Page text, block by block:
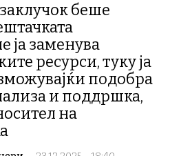
беше
ја заменува
ресурси, туку ја
подобра
и поддршка,
на